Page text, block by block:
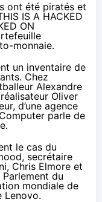
ont été piratés et
IS A HACKED
ON
monnaie.
un inventaire de
Chez
Alexandre
Oliver
d’une agence
parle de
le cas du
secrétaire
Chris Elmore et
du
mondiale de
Lenovo.